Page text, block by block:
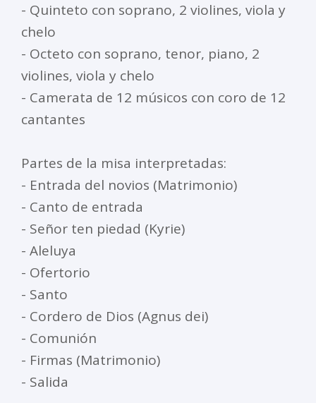
- Quinteto con soprano, 2 violines, viola y
chelo
- Octeto con soprano, tenor, piano, 2
violines, viola y chelo
- Camerata de 12 músicos con coro de 12
cantantes
Partes de la misa interpretadas:
- Entrada del novios (Matrimonio)
- Canto de entrada
- Señor ten piedad (Kyrie)
- Aleluya
- Ofertorio
- Santo
- Cordero de Dios (Agnus dei)
- Comunión
- Firmas (Matrimonio)
- Salida